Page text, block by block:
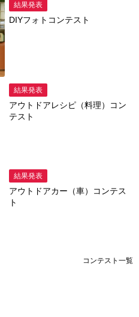
結果発表
DIYフォトコンテスト
結果発表
アウトドアレシピ（料理）コン
テスト
結果発表
アウトドアカー（車）コンテス
ト
コンテスト一覧